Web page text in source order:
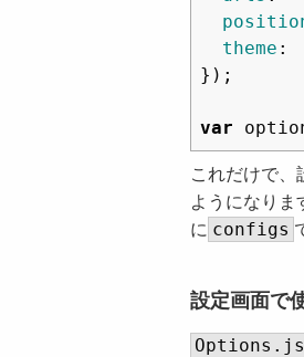
theme :
});
var
これだけで、
ようになりま
に configs
設定画面で
Options.js